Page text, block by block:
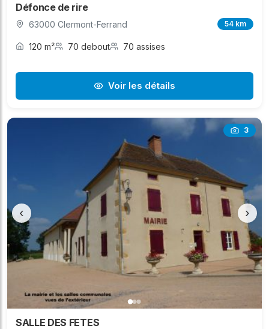
Défonce de rire
63000 Clermont-Ferrand 54 km
120 m² 70 debout 70 assises
Voir les détails
3
‹ ›
SALLE DES FETES